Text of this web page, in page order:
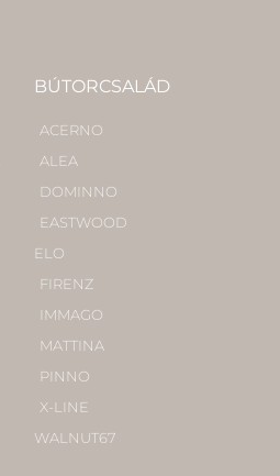
BÚTORCSALÁD
ACERNO
ALEA
DOMINNO
EASTWOOD
ELO
FIRENZ
IMMAGO
MATTINA
PINNO
X-LINE
WALNUT67